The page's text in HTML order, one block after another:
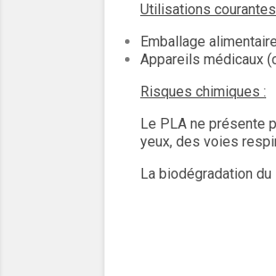
Utilisations
Emballage
Appareils médicaux
Risques chimiques :
Le PLA ne présente
yeux, des voies
La biodégradation